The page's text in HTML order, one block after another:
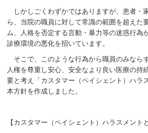
しかしごくわずかではありますが、患者・
ら、当院の職員に対して常識の範囲を超えた
ム、人格を否定する言動・暴力等の迷惑行為
診療環境の悪化を招いています。
そこで、このような行為から職員のみなら
人権を尊重し安心、安全なより良い医療の持
要と考え「カスタマー（ペイシェント）ハラ
本方針を作成しました。
【カスタマー（ペイシェント）ハラスメント